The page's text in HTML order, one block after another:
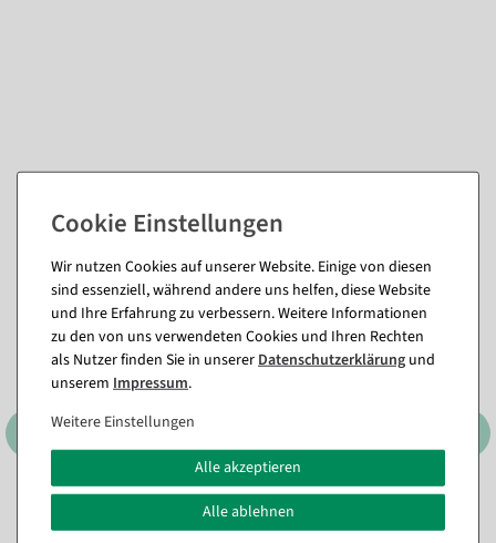
Passende Artikel zu diesem Produkt
(8)
130 cm
Kunstpflanze Maranta-
Busch, 30 cm
Wir nutzen Cookies auf unserer Website. Einige von diesen
sind essenziell, während andere uns helfen, diese Website
und Ihre Erfahrung zu verbessern. Weitere Informationen
zu den von uns verwendeten Cookies und Ihren Rechten
als Nutzer finden Sie in unsererDaten­schutz­erklärung und
unserem Impressum.
Weitere Einstellungen
Alle akzeptieren
Alle ablehnen